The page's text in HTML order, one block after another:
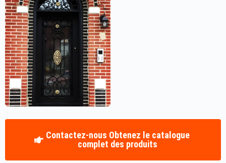
Contactez-nous Obtenez le catalogue
complet des produits